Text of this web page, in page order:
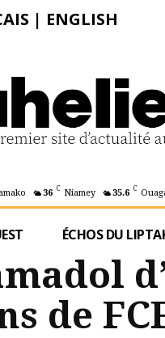
| ENGLISH
36 C Niamey 35.6 C
ÉCHOS DU
de